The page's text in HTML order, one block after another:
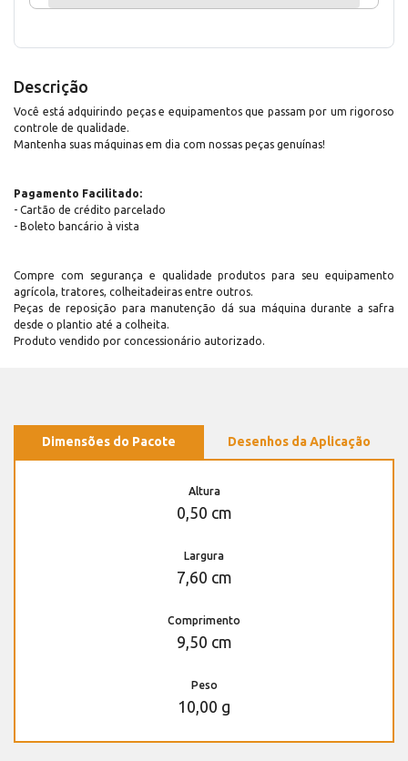
Descrição
Você está adquirindo peças e equipamentos que passam por um rigoroso
controle de qualidade.
Mantenha suas máquinas em dia com nossas peças genuínas!
Pagamento Facilitado:
- Cartão de crédito parcelado
- Boleto bancário à vista
Compre com segurança e qualidade produtos para seu equipamento
agrícola, tratores, colheitadeiras entre outros.
Peças de reposição para manutenção dá sua máquina durante a safra
desde o plantio até a colheita.
Produto vendido por concessionário autorizado.
Dimensões do Pacote Desenhos da Aplicação
Altura
0,50 cm
Largura
7,60 cm
Comprimento
9,50 cm
Peso
10,00 g